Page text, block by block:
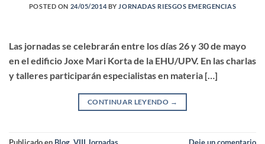
POSTED ON 24/05/2014 BY JORNADAS RIESGOS EMERGENCIAS
Las jornadas se celebrarán entre los días 26 y 30 de mayo
en el edificio Joxe Mari Korta de la EHU/UPV. En las charlas
y talleres participarán especialistas en materia […]
CONTINUAR LEYENDO →